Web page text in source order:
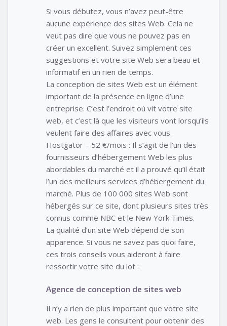
Si vous débutez, vous n’avez peut-être
aucune expérience des sites Web. Cela ne
veut pas dire que vous ne pouvez pas en
créer un excellent. Suivez simplement ces
suggestions et votre site Web sera beau et
informatif en un rien de temps.
La conception de sites Web est un élément
important de la présence en ligne d’une
entreprise. C’est l’endroit où vit votre site
web, et c’est là que les visiteurs vont lorsqu’ils
veulent faire des affaires avec vous.
Hostgator – 52 €/mois : Il s’agit de l’un des
fournisseurs d’hébergement Web les plus
abordables du marché et il a prouvé qu’il était
l’un des meilleurs services d’hébergement du
marché. Plus de 100 000 sites Web sont
hébergés sur ce site, dont plusieurs sites très
connus comme NBC et le New York Times.
La qualité d’un site Web dépend de son
apparence. Si vous ne savez pas quoi faire,
ces trois conseils vous aideront à faire
ressortir votre site du lot :
Agence de conception de sites web
Il n’y a rien de plus important que votre site
web. Les gens le consultent pour obtenir des